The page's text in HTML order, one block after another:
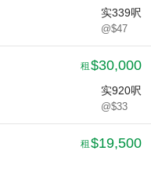
实339呎
@$47
租 $30,000
实920呎
@$33
租 $19,500